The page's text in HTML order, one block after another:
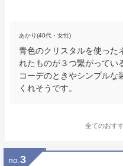
あかり(40代・女性)
青色のクリスタルを使った
れたものが３つ繋がってい
コーデのときやシンプルな
くれそうです。
全てのおす
no. 3